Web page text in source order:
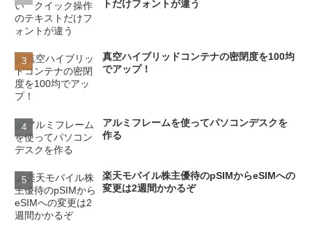
トだけフォントが違う
真空ハイブリッドコンテナの密閉度を100均
でアップ！
アルミフレームを使ってパソコンデスクを
作る
楽天モバイル株主優待のpSIMからeSIMへの
変更は2週間かかるぞ